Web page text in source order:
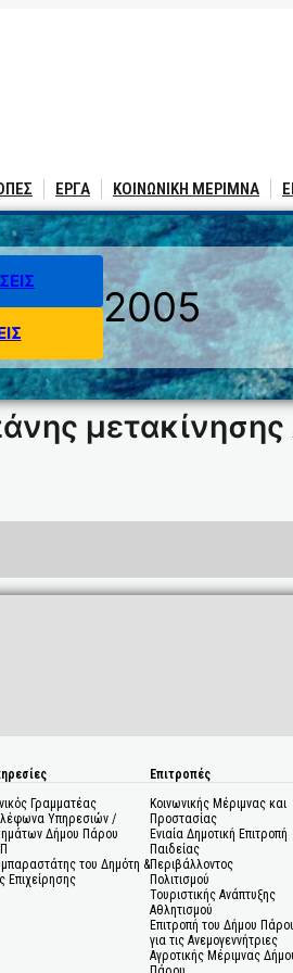
ΕΡΓΑ ΚΟΙΝΩΝΙΚΗ ΜΕΡΙΜΝΑ
2005
Γραμματέας
Υπηρεσιών /
Δήμου Πάρου
του Δημότη &
Επιχείρησης
Επιτροπές
Κοινωνικής Μέριμνας και
Προστασίας
Ενιαία Δημοτική Επιτροπή
Παιδείας
Περιβάλλοντος
Πολιτισμού
Τουριστικής Ανάπτυξης
Αθλητισμού
Επιτροπή του Δήμου
για τις Ανεμογεννήτριες
Αγροτικής Μέριμνας